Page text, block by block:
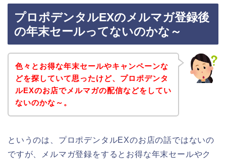
プロポデンタルEXのメルマガ登録後
の年末セールってないのかな～
色々とお得な年末セールやキャンペーンな
どを探していて思ったけど、プロポデンタ
ルEXのお店でメルマガの配信などをしてい
ないのかな～。
というのは、プロポデンタルEXのお店の話ではないの
ですが、メルマガ登録をするとお得な年末セールやク